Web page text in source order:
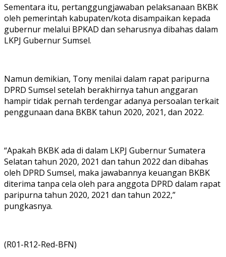
Sementara itu, pertanggungjawaban pelaksanaan BKBK
oleh pemerintah kabupaten/kota disampaikan kepada
gubernur melalui BPKAD dan seharusnya dibahas dalam
LKPJ Gubernur Sumsel.
Namun demikian, Tony menilai dalam rapat paripurna
DPRD Sumsel setelah berakhirnya tahun anggaran
hampir tidak pernah terdengar adanya persoalan terkait
penggunaan dana BKBK tahun 2020, 2021, dan 2022.
“Apakah BKBK ada di dalam LKPJ Gubernur Sumatera
Selatan tahun 2020, 2021 dan tahun 2022 dan dibahas
oleh DPRD Sumsel, maka jawabannya keuangan BKBK
diterima tanpa cela oleh para anggota DPRD dalam rapat
paripurna tahun 2020, 2021 dan tahun 2022,”
pungkasnya.
(R01-R12-Red-BFN)